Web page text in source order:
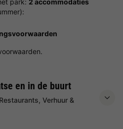
en in de buurt
Verhuur &